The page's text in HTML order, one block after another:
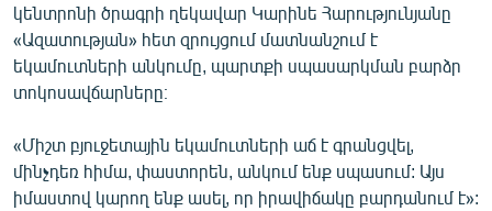
English
Русский
կենտրոնի ծրագրի ղեկավար Կարինե Հարությունյանը
«Ազատության» հետ զրույցում մատնանշում է
եկամուտների անկումը, պարտքի սպասարկման բարձր
տոկոսավճարները։
«Միշտ բյուջետային եկամուտների աճ է գրանցվել,
մինչդեռ հիմա, փաստորեն, անկում ենք սպասում: Այս
իմաստով կարող ենք ասել, որ իրավիճակը բարդանում է»: